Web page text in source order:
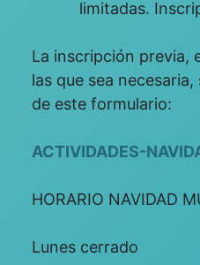
limitadas.
La inscripción previa,
las que sea
de este formulario:
ACTIVIDADES-
HORARIO NAVIDAD
Lunes cerrado